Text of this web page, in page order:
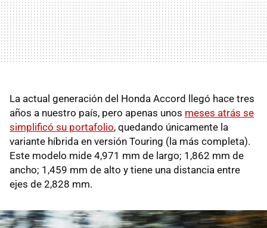
La actual generación del Honda Accord llegó hace tres
años a nuestro país, pero apenas unos meses atrás se
simplificó su portafolio, quedando únicamente la
variante híbrida en versión Touring (la más completa).
Este modelo mide 4,971 mm de largo; 1,862 mm de
ancho; 1,459 mm de alto y tiene una distancia entre
ejes de 2,828 mm.